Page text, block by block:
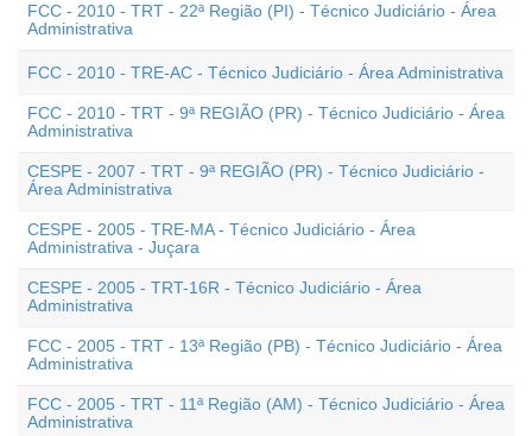
FCC - 2010 - TRT - 22ª Região (PI) - Técnico Judiciário - Área
Administrativa
FCC - 2010 - TRE-AC - Técnico Judiciário - Área Administrativa
FCC - 2010 - TRT - 9ª REGIÃO (PR) - Técnico Judiciário - Área
Administrativa
CESPE - 2007 - TRT - 9ª REGIÃO (PR) - Técnico Judiciário -
Área Administrativa
CESPE - 2005 - TRE-MA - Técnico Judiciário - Área
Administrativa - Juçara
CESPE - 2005 - TRT-16R - Técnico Judiciário - Área
Administrativa
FCC - 2005 - TRT - 13ª Região (PB) - Técnico Judiciário - Área
Administrativa
FCC - 2005 - TRT - 11ª Região (AM) - Técnico Judiciário - Área
Administrativa